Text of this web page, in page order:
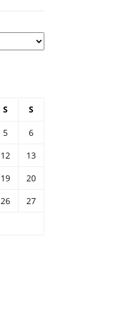
S S
5
6
12
13
19
20
26
27